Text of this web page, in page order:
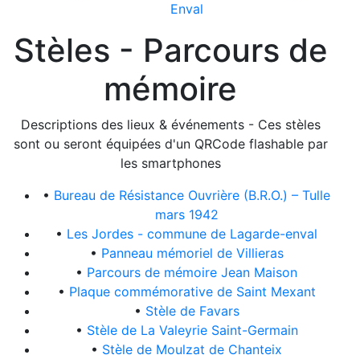
Enval
Stèles - Parcours de
mémoire
Descriptions des lieux & événements - Ces stèles
sont ou seront équipées d'un QRCode flashable par
les smartphones
• Bureau de Résistance Ouvrière (B.R.O.) – Tulle
mars 1942
• Les Jordes - commune de Lagarde-enval
• Panneau mémoriel de Villieras
• Parcours de mémoire Jean Maison
• Plaque commémorative de Saint Mexant
• Stèle de Favars
• Stèle de La Valeyrie Saint-Germain
• Stèle de Moulzat de Chanteix